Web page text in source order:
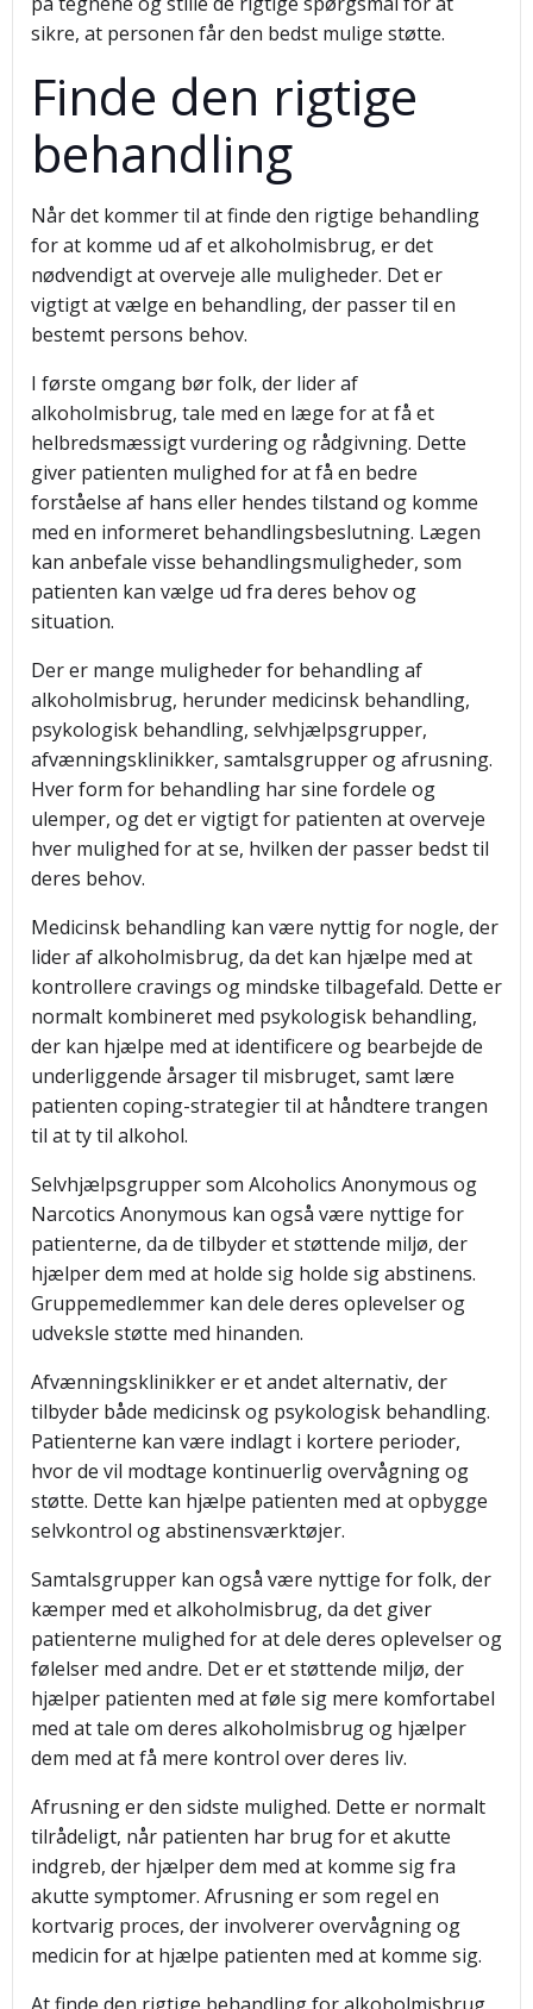
sikre, at personen får den bedst mulige støtte.
Finde den rigtige
behandling
Når det kommer til at finde den rigtige behandling
for at komme ud af et alkoholmisbrug, er det
nødvendigt at overveje alle muligheder. Det er
vigtigt at vælge en behandling, der passer til en
bestemt persons behov.
I første omgang bør folk, der lider af
alkoholmisbrug, tale med en læge for at få et
helbredsmæssigt vurdering og rådgivning. Dette
giver patienten mulighed for at få en bedre
forståelse af hans eller hendes tilstand og komme
med en informeret behandlingsbeslutning. Lægen
kan anbefale visse behandlingsmuligheder, som
patienten kan vælge ud fra deres behov og
situation.
Der er mange muligheder for behandling af
alkoholmisbrug, herunder medicinsk behandling,
psykologisk behandling, selvhjælpsgrupper,
afvænningsklinikker, samtalsgrupper og afrusning.
Hver form for behandling har sine fordele og
ulemper, og det er vigtigt for patienten at overveje
hver mulighed for at se, hvilken der passer bedst til
deres behov.
Medicinsk behandling kan være nyttig for nogle, der
lider af alkoholmisbrug, da det kan hjælpe med at
kontrollere cravings og mindske tilbagefald. Dette er
normalt kombineret med psykologisk behandling,
der kan hjælpe med at identificere og bearbejde de
underliggende årsager til misbruget, samt lære
patienten coping-strategier til at håndtere trangen
til at ty til alkohol.
Selvhjælpsgrupper som Alcoholics Anonymous og
Narcotics Anonymous kan også være nyttige for
patienterne, da de tilbyder et støttende miljø, der
hjælper dem med at holde sig holde sig abstinens.
Gruppemedlemmer kan dele deres oplevelser og
udveksle støtte med hinanden.
Afvænningsklinikker er et andet alternativ, der
tilbyder både medicinsk og psykologisk behandling.
Patienterne kan være indlagt i kortere perioder,
hvor de vil modtage kontinuerlig overvågning og
støtte. Dette kan hjælpe patienten med at opbygge
selvkontrol og abstinensværktøjer.
Samtalsgrupper kan også være nyttige for folk, der
kæmper med et alkoholmisbrug, da det giver
patienterne mulighed for at dele deres oplevelser og
følelser med andre. Det er et støttende miljø, der
hjælper patienten med at føle sig mere komfortabel
med at tale om deres alkoholmisbrug og hjælper
dem med at få mere kontrol over deres liv.
Afrusning er den sidste mulighed. Dette er normalt
tilrådeligt, når patienten har brug for et akutte
indgreb, der hjælper dem med at komme sig fra
akutte symptomer. Afrusning er som regel en
kortvarig proces, der involverer overvågning og
medicin for at hjælpe patienten med at komme sig.